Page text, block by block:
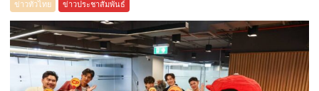
ข่าวทั่วไทย ข่าวประชาสัมพันธ์